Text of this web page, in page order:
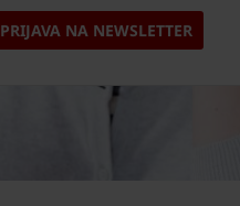
PRIJAVA NA NEWSLETTER